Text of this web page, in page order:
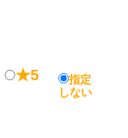
★5
指定
しない